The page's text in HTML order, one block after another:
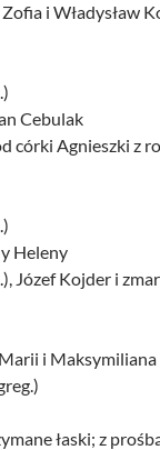
Zofia i Władysław
Cebulak
córki Agnieszki z
Heleny
Józef Kojder i
i Maksymiliana
łaski; z